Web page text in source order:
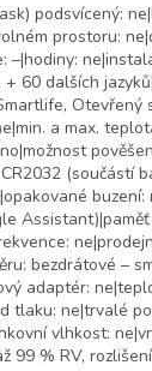
podsvícený:
prostoru:
–|hodiny:
+ 60 dalších
Otevřený
a max.
(součástí
bezdrátové –
adaptér:
tlaku: ne|trvalé
vlhkost:
99 % RV,